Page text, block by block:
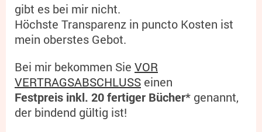
gibt es bei mir nicht.
Höchste Transparenz in puncto Kosten ist
mein oberstes Gebot.
Bei mir bekommen Sie VOR
VERTRAGSABSCHLUSS einen
Festpreis inkl. 20 fertiger Bücher* genannt,
der bindend gültig ist!